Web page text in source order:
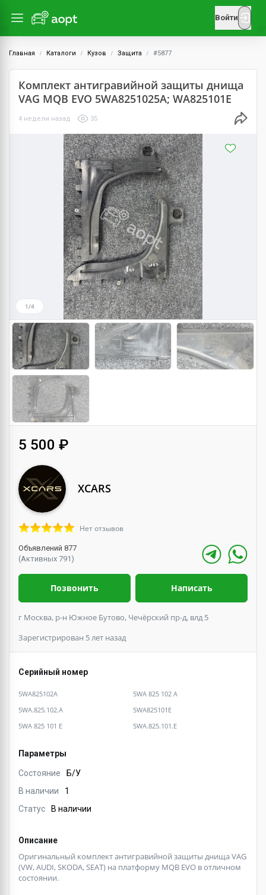
Войти
Главная Каталоги Кузов Защита #5877
Комплект антигравийной защиты днища
VAG MQB EVO 5WA8251025A; WA825101E
4 недели назад 35
1/4
5 500 ₽
XCARS
Нет отзывов
Объявлений 877
(Активных 791)
Позвонить Написать
г Москва, р-н Южное Бутово, Чечёрский пр-д, влд 5
Зарегистрирован 5 лет назад
Серийный номер
5WA825102A
5WA 825 102 A
5WA.825.102.A
5WA825101E
5WA 825 101 E
5WA.825.101.E
Параметры
Состояние
Б/У
В наличии
1
Статус
В наличии
Описание
Оригинальный комплект антигравийной защиты днища VAG
(VW, AUDI, SKODA, SEAT) на платформу MQB EVO в отличном
состоянии.